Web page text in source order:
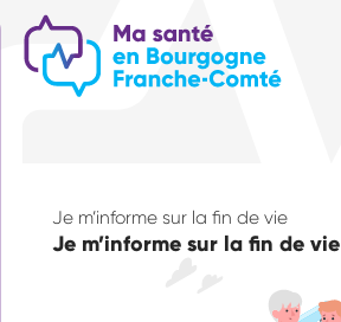
contenu
principal
Je m’informe sur la fin de vie
Je m’informe sur la fin de vie